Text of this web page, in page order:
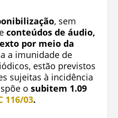
, sem
conteúdos de áudio,
por meio da
a imunidade de
estão previstos
sujeitas à incidência
o subitem 1.09
116/03.